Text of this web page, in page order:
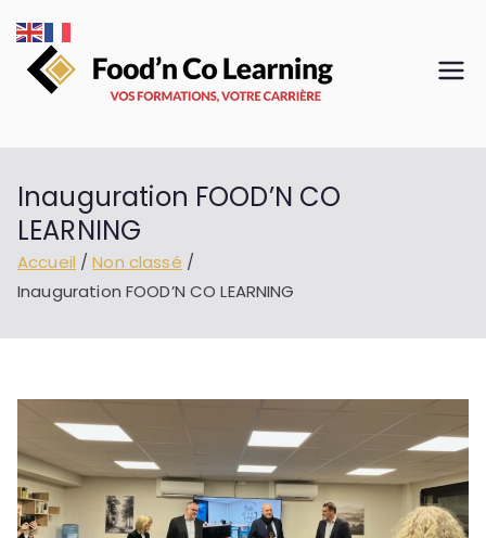
au
contenu
Inauguration FOOD’N CO
LEARNING
Accueil
Non classé
Inauguration FOOD’N CO LEARNING